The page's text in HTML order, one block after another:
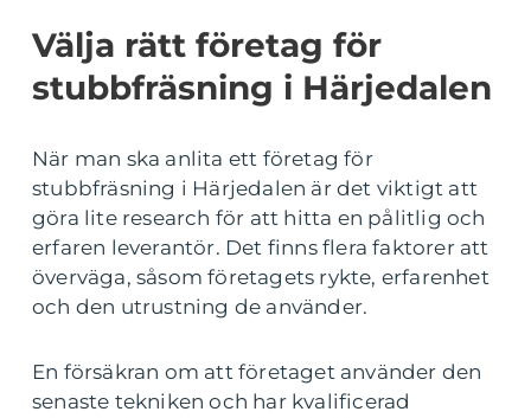
Välja rätt företag för
stubbfräsning i Härjedalen
När man ska anlita ett företag för
stubbfräsning i Härjedalen är det viktigt att
göra lite research för att hitta en pålitlig och
erfaren leverantör. Det finns flera faktorer att
överväga, såsom företagets rykte, erfarenhet
och den utrustning de använder.
En försäkran om att företaget använder den
senaste tekniken och har kvalificerad